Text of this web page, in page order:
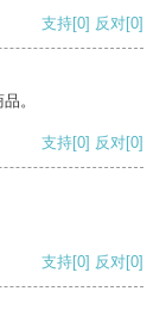
支持[0] 反对[0]
。
支持[0] 反对[0]
支持[0] 反对[0]